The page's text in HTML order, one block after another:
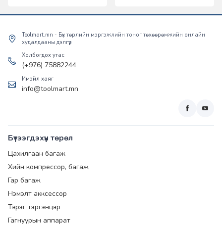
Toolmart.mn - Бүх төрлийн мэргэжлийн тоног төхөөрөмжийн онлайн
худалдааны дэлгүүр
Холбогдох утас
(+976) 75882244
Имэйл хаяг
info@toolmart.mn
Бүтээгдэхүүн төрөл
Цахилгаан багаж
Хийн компрессор, багаж
Гар багаж
Нэмэлт акксессор
Тэрэг тэргэнцэр
Гагнуурын аппарат